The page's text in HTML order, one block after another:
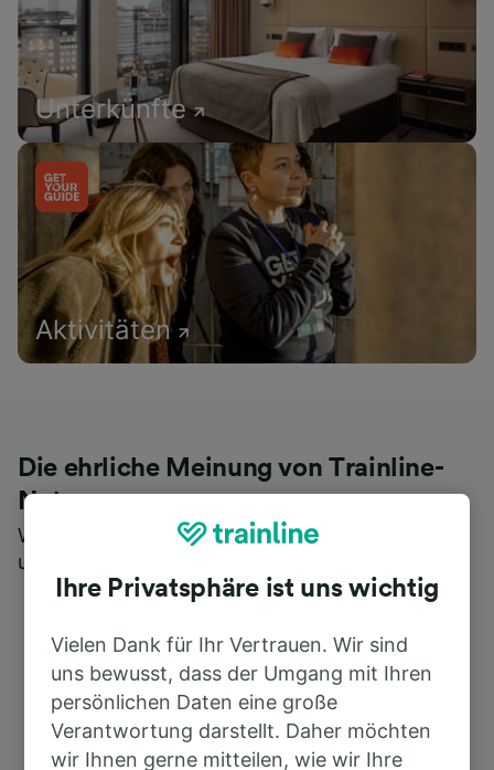
Unterkünfte
Aktivitäten
Die ehrliche Meinung von Trainline-
Nutzern
Wer könnte Ihnen besseres Feedback geben als
unsere Kunden selbst?
Ihre Privatsphäre ist uns wichtig
Vielen Dank für Ihr Vertrauen. Wir sind
uns bewusst, dass der Umgang mit Ihren
persönlichen Daten eine große
Verantwortung darstellt. Daher möchten
wir Ihnen gerne mitteilen, wie wir Ihre